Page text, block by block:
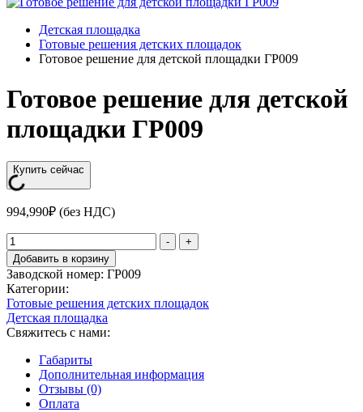
Детская площадка
Готовые решения детских площадок
Готовое решение для детской площадки ГР009
Готовое решение для детской
площадки ГР009
Купить сейчас
994,990₽ (без НДС)
Количество
товара
Готовое
решение
для
детской
площадки
ГР009
-
+
Добавить в корзину
Заводской номер: ГP009
Категории:
Готовые решения детских площадок
Детская площадка
Свяжитесь с нами:
Габариты
Дополнительная информация
Отзывы (0)
Оплата